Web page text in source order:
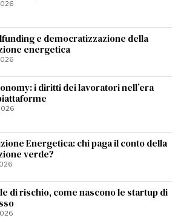
e democratizzazione della
energetica
i diritti dei lavoratori nell’era
Energetica: chi paga il conto della
verde?
di rischio, come nascono le startup di